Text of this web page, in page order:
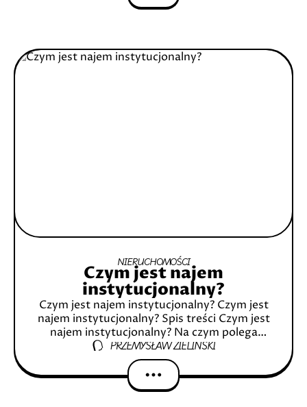
NIERUCHOMOŚCI
Czym jest najem
instytucjonalny?
Czym jest najem instytucjonalny? Czym jest
najem instytucjonalny? Spis treści Czym jest
najem instytucjonalny? Na czym polega
najem instytucjonalny? Podstawa prawna
najmu instytucjonalnego Kto może
stosować najem instytucjonalny? Jakie lokale
PRZEMYSŁAW ZIELIŃSKI